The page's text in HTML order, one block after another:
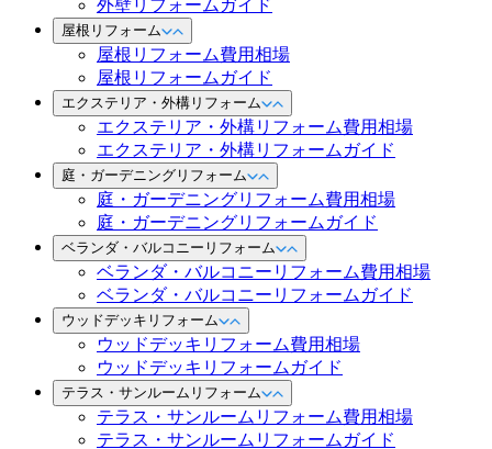
外壁リフォームガイド
屋根リフォーム
屋根リフォーム費用相場
屋根リフォームガイド
エクステリア・外構リフォーム
エクステリア・外構リフォーム費用相場
エクステリア・外構リフォームガイド
庭・ガーデニングリフォーム
庭・ガーデニングリフォーム費用相場
庭・ガーデニングリフォームガイド
ベランダ・バルコニーリフォーム
ベランダ・バルコニーリフォーム費用相場
ベランダ・バルコニーリフォームガイド
ウッドデッキリフォーム
ウッドデッキリフォーム費用相場
ウッドデッキリフォームガイド
テラス・サンルームリフォーム
テラス・サンルームリフォーム費用相場
テラス・サンルームリフォームガイド